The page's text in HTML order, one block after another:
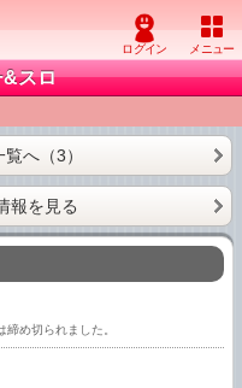
&スロ
へ（3）
報を見る
締め切られました。